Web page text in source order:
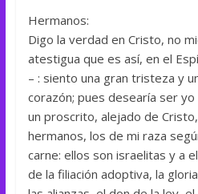
Hermanos:
Digo la verdad en Cristo, no
atestigua que es así, en el
– : siento una gran tristeza y
corazón; pues desearía ser yo
un proscrito, alejado de
hermanos, los de mi raza
carne: ellos son israelitas y a
de la filiación adoptiva, la